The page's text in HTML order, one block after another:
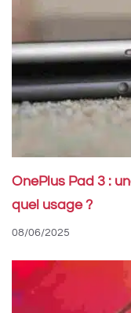
OnePlus Pad 3 :
quel usage ?
08/06/2025